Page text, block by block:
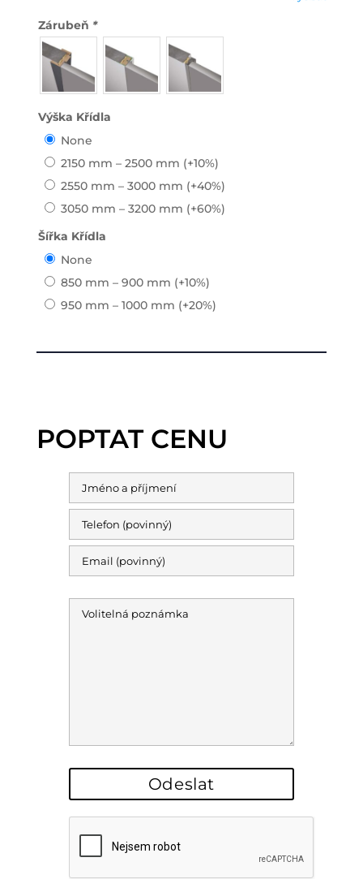
Zárubeň *
Výška Křídla
None
2150 mm – 2500 mm (+10%)
2550 mm – 3000 mm (+40%)
3050 mm – 3200 mm (+60%)
Šířka Křídla
None
850 mm – 900 mm (+10%)
950 mm – 1000 mm (+20%)
POPTAT CENU